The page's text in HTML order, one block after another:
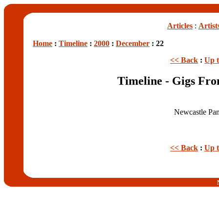
Articles :
Home : Timeline : 2000 : December : 22
<< Back : Up
Timeline - Gigs
Newcastle
<< Back : Up